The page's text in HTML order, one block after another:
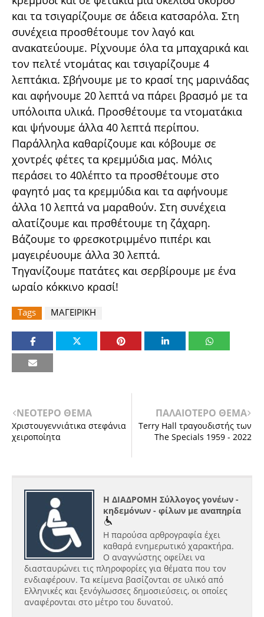
και τα τσιγαρίζουμε σε άδεια κατσαρόλα. Στη
συνέχεια προσθέτουμε τον λαγό και
ανακατεύουμε. Ρίχνουμε όλα τα μπαχαρικά και
τον πελτέ ντομάτας και τσιγαρίζουμε 4
λεπτάκια. Σβήνουμε με το κρασί της μαρινάδας
και αφήνουμε 20 λεπτά να πάρει βρασμό με τα
υπόλοιπα υλικά. Προσθέτουμε τα ντοματάκια
και ψήνουμε άλλα 40 λεπτά περίπου.
Παράλληλα καθαρίζουμε και κόβουμε σε
χοντρές φέτες τα κρεμμύδια μας. Μόλις
περάσει το 40λέπτο τα προσθέτουμε στο
φαγητό μας τα κρεμμύδια και τα αφήνουμε
άλλα 10 λεπτά να μαραθούν. Στη συνέχεια
αλατίζουμε και πρσθέτουμε τη ζάχαρη.
Βάζουμε το φρεσκοτριμμένο πιπέρι και
μαγειρέυουμε άλλα 30 λεπτά.
Τηγανίζουμε πατάτες και σερβίρουμε με ένα
ωραίο κόκκινο κρασί!
Tags ΜΑΓΕΙΡΙΚΗ
ΝΕΟΤΕΡΟ ΘΕΜΑ
Χριστουγεν​νιάτικα στεφάνια
χειροποίητα
ΠΑΛΑΙΟΤΕΡΟ ΘΕΜΑ
Terry Hall τραγουδιστής των
The Specials 1959 - 2022
Η ΔΙΑΔΡΟΜΗ Σύλλογος γονέων -
κηδεμόνων - φίλων με αναπηρία
Η παρούσα αρθρογραφία έχει
καθαρά ενημερωτικό χαρακτήρα.
Ο αναγνώστης οφείλει να
διασταυρώνει τις πληροφορίες για θέματα που τον
ενδιαφέρουν. Τα κείμενα βασίζονται σε υλικό από
Ελληνικές και ξενόγλωσσες δημοσιεύσεις, οι οποίες
αναφέρονται στο μέτρο του δυνατού.